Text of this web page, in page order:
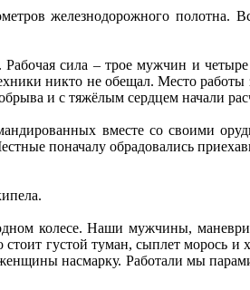
железнодорожного полотна.
сила – трое мужчин и
никто не обещал. Место работы
и с тяжёлым сердцем начали
вместе со своими
поначалу обрадовались
колесе. Наши мужчины,
густой туман, сыплет морось и
женщины насмарку. Работали мы